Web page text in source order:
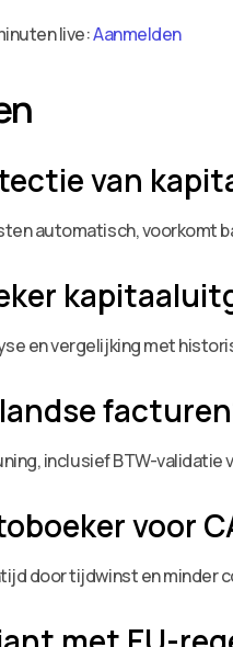
live:Aanmelden
van
automatisch, voorkomt
en vergelijking met
inclusief BTW-validatie
voor
door tijdwinst en minder